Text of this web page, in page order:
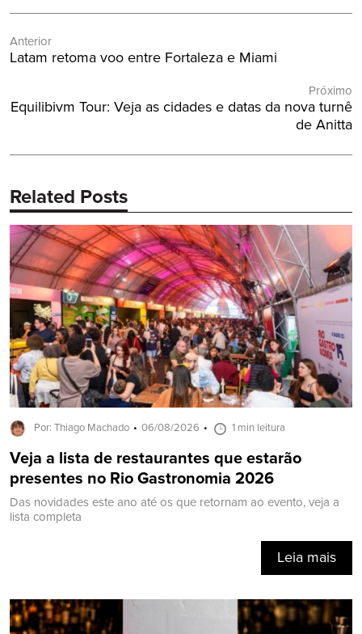
de
Anterior
Post
Latam retoma voo entre Fortaleza e Miami
Próximo
Próximo
Equilibivm Tour: Veja as cidades e datas da nova turnê
de Anitta
Related Posts
Por: Thiago Machado 06/08/2026 1 min leitura
Veja a lista de restaurantes que estarão
presentes no Rio Gastronomia 2026
Das novidades este ano até os que retornam ao evento, veja a
lista completa
Leia mais